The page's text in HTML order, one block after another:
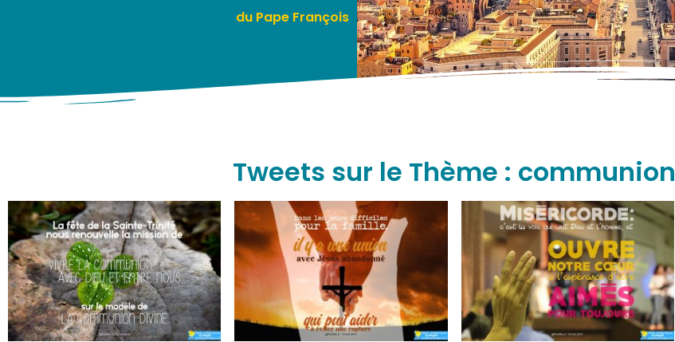
du Pape François
Tweets sur le Thème : communion